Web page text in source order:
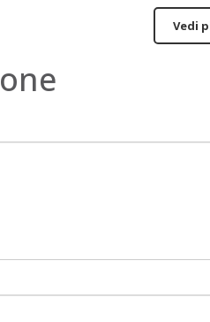
Vedi